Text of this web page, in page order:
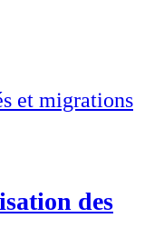
et migrations
des